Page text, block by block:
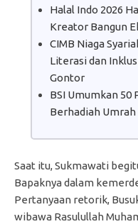
Halal Indo 2026
Kreator Bangun
CIMB Niaga
Literasi dan
Gontor
BSI Umumkan 50
Berhadiah Umrah
Saat itu, Sukmawati
Bapaknya dalam
Pertanyaan retorik,
wibawa Rasulullah